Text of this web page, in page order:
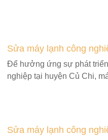
Sửa máy lạnh công
Để hưởng ứng sự phát
nghiệp tại huyện Củ Chi,
Sửa máy lạnh công